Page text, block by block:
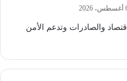
تعزز الاقتصاد والصادرات وتدعم الأمن